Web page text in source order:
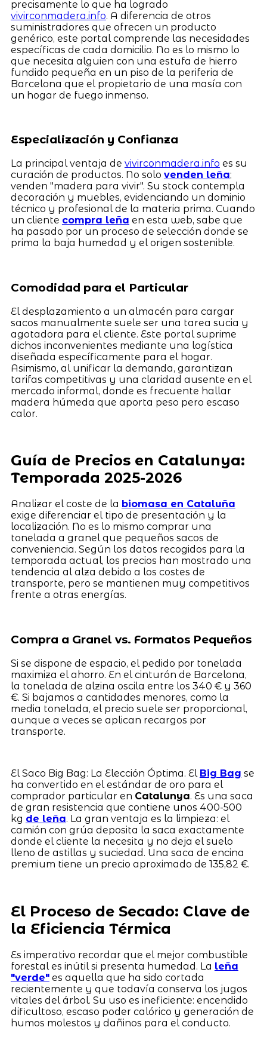
precisamente lo que ha logrado
vivirconmadera.info. A diferencia de otros
suministradores que ofrecen un producto
genérico, este portal comprende las necesidades
específicas de cada domicilio. No es lo mismo lo
que necesita alguien con una estufa de hierro
fundido pequeña en un piso de la periferia de
Barcelona que el propietario de una masía con
un hogar de fuego inmenso.
Especialización y Confianza
La principal ventaja de vivirconmadera.info es su
curación de productos. No solo venden leña;
venden "madera para vivir". Su stock contempla
decoración y muebles, evidenciando un dominio
técnico y profesional de la materia prima. Cuando
un cliente compra leña en esta web, sabe que
ha pasado por un proceso de selección donde se
prima la baja humedad y el origen sostenible.
Comodidad para el Particular
El desplazamiento a un almacén para cargar
sacos manualmente suele ser una tarea sucia y
agotadora para el cliente. Este portal suprime
dichos inconvenientes mediante una logística
diseñada específicamente para el hogar.
Asimismo, al unificar la demanda, garantizan
tarifas competitivas y una claridad ausente en el
mercado informal, donde es frecuente hallar
madera húmeda que aporta peso pero escaso
calor.
Guía de Precios en Catalunya:
Temporada 2025-2026
Analizar el coste de la biomasa en Cataluña
exige diferenciar el tipo de presentación y la
localización. No es lo mismo comprar una
tonelada a granel que pequeños sacos de
conveniencia. Según los datos recogidos para la
temporada actual, los precios han mostrado una
tendencia al alza debido a los costes de
transporte, pero se mantienen muy competitivos
frente a otras energías.
Compra a Granel vs. Formatos Pequeños
Si se dispone de espacio, el pedido por tonelada
maximiza el ahorro. En el cinturón de Barcelona,
la tonelada de alzina oscila entre los 340 € y 360
€. Si bajamos a cantidades menores, como la
media tonelada, el precio suele ser proporcional,
aunque a veces se aplican recargos por
transporte.
El Saco Big Bag: La Elección Óptima. El Big Bag se
ha convertido en el estándar de oro para el
comprador particular en Catalunya. Es una saca
de gran resistencia que contiene unos 400-500
kg de leña. La gran ventaja es la limpieza: el
camión con grúa deposita la saca exactamente
donde el cliente la necesita y no deja el suelo
lleno de astillas y suciedad. Una saca de encina
premium tiene un precio aproximado de 135,82 €.
El Proceso de Secado: Clave de
la Eficiencia Térmica
Es imperativo recordar que el mejor combustible
forestal es inútil si presenta humedad. La leña
"verde"es aquella que ha sido cortada
recientemente y que todavía conserva los jugos
vitales del árbol. Su uso es ineficiente: encendido
dificultoso, escaso poder calórico y generación de
humos molestos y dañinos para el conducto.